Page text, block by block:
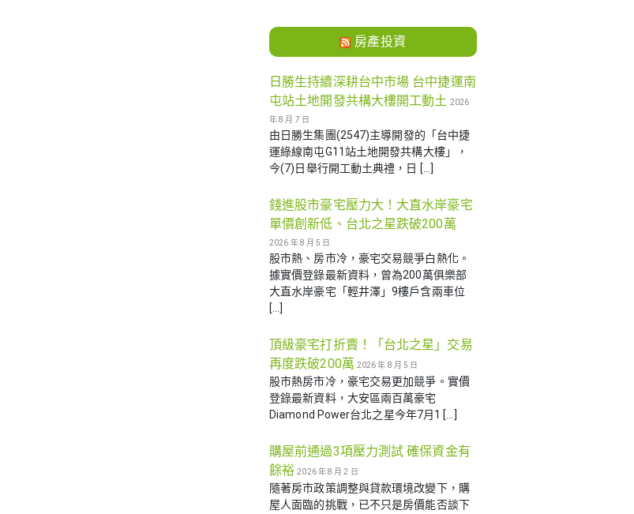
房產投資
日勝生持續深耕台中市場 台中捷運南
屯站土地開發共構大樓開工動土 2026
年 8 月 7 日
由日勝生集團(2547)主導開發的「台中捷
運綠線南屯G11站土地開發共構大樓」，
今(7)日舉行開工動土典禮，日 […]
錢進股市豪宅壓力大！大直水岸豪宅
單價創新低、台北之星跌破200萬
2026 年 8 月 5 日
股市熱、房市冷，豪宅交易競爭白熱化。
據實價登錄最新資料，曾為200萬俱樂部
大直水岸豪宅「輕井澤」9樓戶含兩車位
[…]
頂級豪宅打折賣！「台北之星」交易
再度跌破200萬 2026 年 8 月 5 日
股市熱房市冷，豪宅交易更加競爭。實價
登錄最新資料，大安區兩百萬豪宅
Diamond Power台北之星今年7月1 […]
購屋前通過3項壓力測試 確保資金有
餘裕 2026 年 8 月 2 日
隨著房市政策調整與貸款環境改變下，購
屋人面臨的挑戰，已不只是房價能否談下